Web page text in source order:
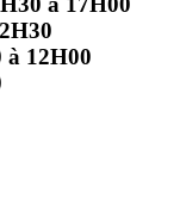
à 12H00